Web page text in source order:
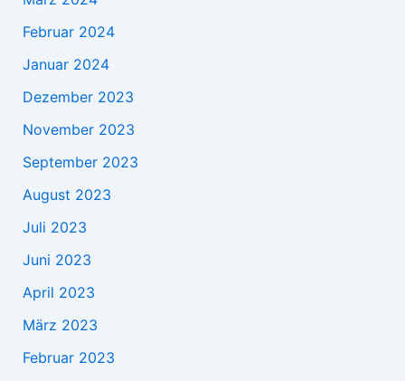
Februar 2024
Januar 2024
Dezember 2023
November 2023
September 2023
August 2023
Juli 2023
Juni 2023
April 2023
März 2023
Februar 2023